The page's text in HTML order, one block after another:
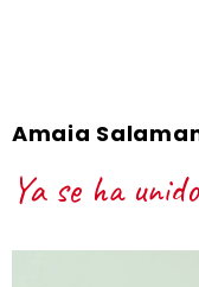
Amaia
Ya se ha